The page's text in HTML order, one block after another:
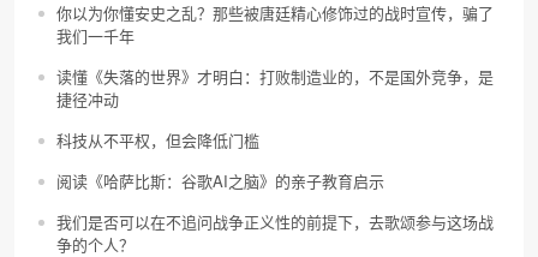
你以为你懂安史之乱？那些被唐廷精心修饰过的战时宣传，骗了
我们一千年
读懂《失落的世界》才明白：打败制造业的，不是国外竞争，是
捷径冲动
科技从不平权，但会降低门槛
阅读《哈萨比斯：谷歌AI之脑》的亲子教育启示
我们是否可以在不追问战争正义性的前提下，去歌颂参与这场战
争的个人？